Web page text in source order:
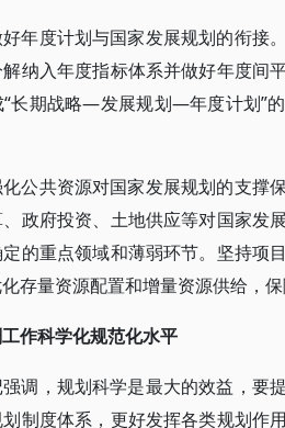
年度计划与国家发展规划的衔接
纳入年度指标体系并做好年度间
长期战略—发展规划—年度计划”
公共资源对国家发展规划的支撑
政府投资、土地供应等对国家发
的重点领域和薄弱环节。坚持项
存量资源配置和增量资源供给，
作科学化规范化水平
调，规划科学是最大的效益，要
制度体系，更好发挥各类规划作